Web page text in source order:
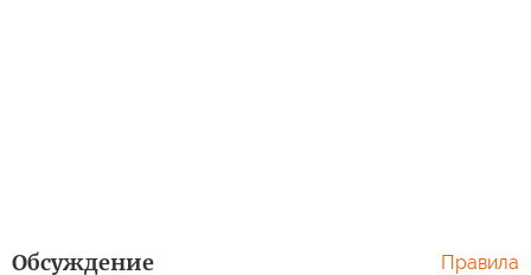
Обсуждение Правила